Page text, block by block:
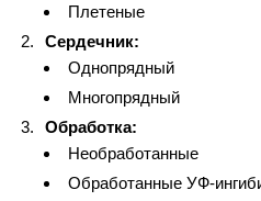
Плетеные
Сердечник:
Однопрядный
Многопрядный
Обработка:
Необработанные
Обработанные УФ-